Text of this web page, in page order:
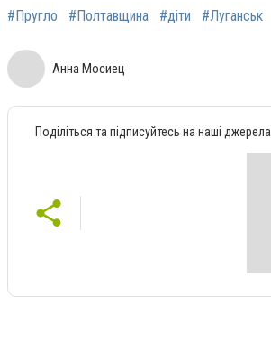
#Пругло #Полтавщина #діти #Луганськ
Анна Мосиец
Поділіться та підписуйтесь на наші джерела